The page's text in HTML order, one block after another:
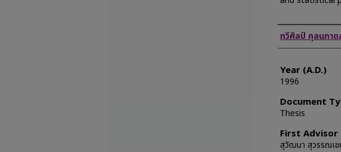
Author
ทวีศิลป์ กุลนภาด
Year (A.D.)
1996
Document
Thesis
First Advisor
สุวัฒนา สุวรรณเ